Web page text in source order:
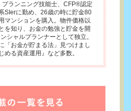
ランニング技能士、CFP®認定
SIerに勤め、26歳の時に貯金80
マンションを購入。物件価格以
を知り、お金の勉強と貯金を開
シャルプランナーとして独立。
「お金が貯まる法」見つけまし
める資産運用』など多数。